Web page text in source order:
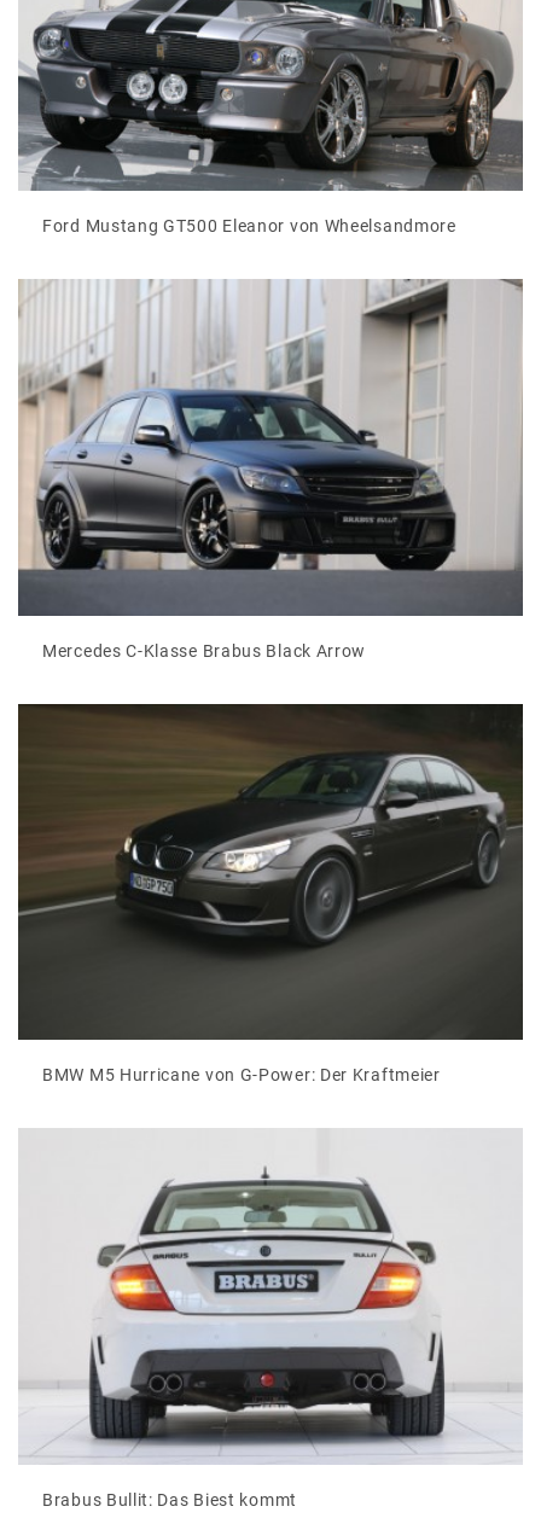
Ford Mustang GT500 Eleanor von Wheelsandmore
Mercedes C-Klasse Brabus Black Arrow
BMW M5 Hurricane von G-Power: Der Kraftmeier
Brabus Bullit: Das Biest kommt